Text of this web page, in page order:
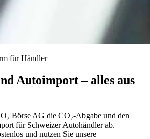
für Händler
Autoimport – alles aus
Börse AG die CO₂-Abgabe und den
für Schweizer Autohändler ab.
und nutzen Sie unsere